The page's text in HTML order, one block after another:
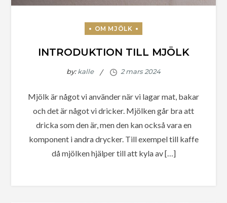
INTRODUKTION TILL MJÖLK
by:kalle
Mjölk är något vi använder när vi lagar mat, bakar
och det är något vi dricker. Mjölken går bra att
dricka som den är, men den kan också vara en
komponent i andra drycker. Till exempel till kaffe
då mjölken hjälper till att kyla av […]